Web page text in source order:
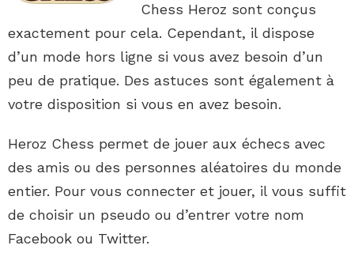
Chess Heroz sont conçus
exactement pour cela. Cependant, il dispose
d’un mode hors ligne si vous avez besoin d’un
peu de pratique. Des astuces sont également à
votre disposition si vous en avez besoin.
Heroz Chess permet de jouer aux échecs avec
des amis ou des personnes aléatoires du monde
entier. Pour vous connecter et jouer, il vous suffit
de choisir un pseudo ou d’entrer votre nom
Facebook ou Twitter.